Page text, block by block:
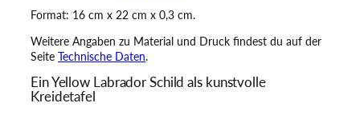
n
d
e
c
h
Format: 16 cm x 22 cm x 0,3 cm.
Weitere Angaben zu Material und Druck findest du auf der
Seite Technische Daten.
Ein Yellow Labrador Schild als kunstvolle
Kreidetafel